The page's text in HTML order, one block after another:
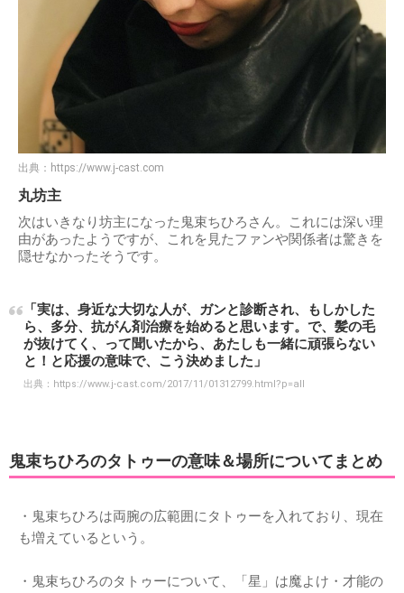
出典： https://www.j-cast.com
丸坊主
次はいきなり坊主になった鬼束ちひろさん。これには深い理
由があったようですが、これを見たファンや関係者は驚きを
隠せなかったそうです。
「実は、身近な大切な人が、ガンと診断され、もしかした
ら、多分、抗がん剤治療を始めると思います。で、髪の毛
が抜けてく、って聞いたから、あたしも一緒に頑張らない
と！と応援の意味で、こう決めました」
出典： https://www.j-cast.com/2017/11/01312799.html?p=all
鬼束ちひろのタトゥーの意味＆場所についてまとめ
・鬼束ちひろは両腕の広範囲にタトゥーを入れており、現在
も増えているという。
・鬼束ちひろのタトゥーについて、「星」は魔よけ・才能の